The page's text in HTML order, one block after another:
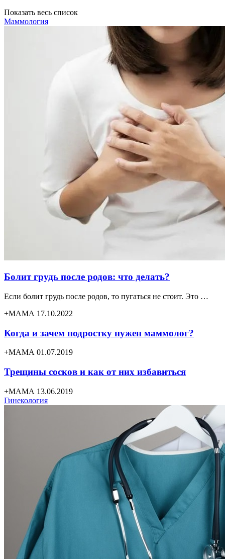
Показать весь список
Маммология
Болит грудь после родов: что делать?
Если болит грудь после родов, то пугаться не стоит. Это …
+МАМА 17.10.2022
Когда и зачем подростку нужен маммолог?
+МАМА 01.07.2019
Трещины сосков и как от них избавиться
+МАМА 13.06.2019
Гинекология